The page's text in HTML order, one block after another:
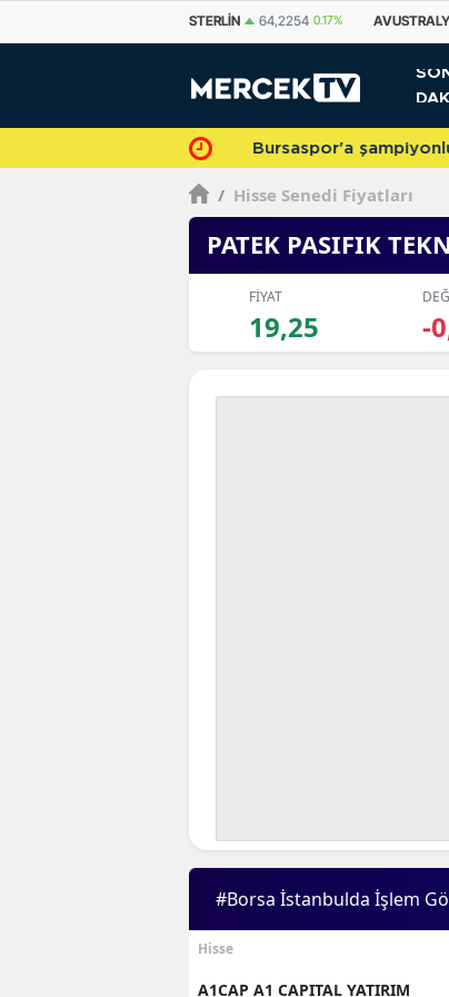
AVUSTRALYA DOLARI 33,5616 -0.07%
Bursaspor'a
/ Hisse Senedi Fiyatları
PATEK PASIFIK
FİYAT
19,25 -
#Borsa İstanbulda İşlem
Hisse
A1CAP A1 CAPITAL YATIRIM